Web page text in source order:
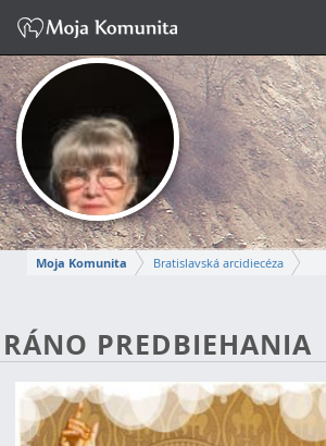
Moja Komunita
Bratislavská arcidiecéza
ANNA
RÁNO PREDBIEHANIA